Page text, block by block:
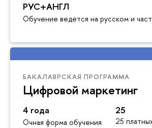
РУС+АНГЛ
Обучение ведется на русском и
БАКАЛАВРСКАЯ ПРОГРАММА
Цифровой маркетинг
4 года
Очная форма обучения
25
25